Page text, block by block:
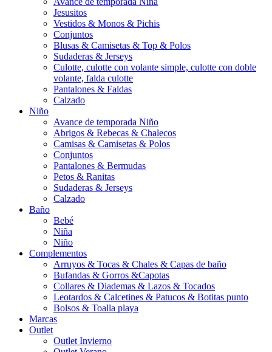
Jesusitos
Vestidos & Monos & Pichis
Conjuntos
Blusas & Camisetas & Top & Polos
Sudaderas & Jerseys
Culotte, culotte con volante simple, culotte con doble
volante, falda culotte
Pantalones & Faldas
Calzado
Niño
Avance de temporada Niño
Abrigos & Rebecas & Chalecos
Camisas & Camisetas & Polos
Conjuntos
Pantalones & Bermudas
Petos & Ranitas
Sudaderas & Jerseys
Calzado
Baño
Bebé
Niña
Niño
Complementos
Arruyos & Tocas & Chales & Capas de baño
Bufandas & Gorros &Capotas
Collares & Diademas & Lazos & Tocados
Leotardos & Calcetines & Patucos & Botitas punto
Bolsos & Toalla playa
Marcas
Outlet
Outlet Invierno